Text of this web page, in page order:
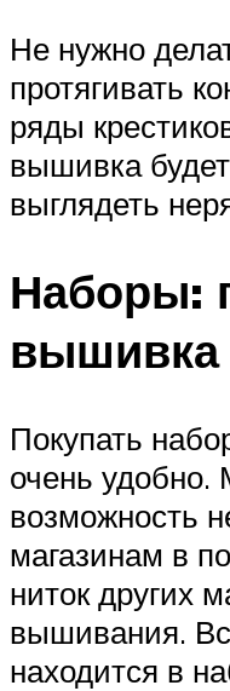
Не нужно
протягивать
ряды
вышивка
выглядеть
Наборы:
вышивка
Покупать
очень
возможность
магазинам в
ниток других
вышивания.
находится в